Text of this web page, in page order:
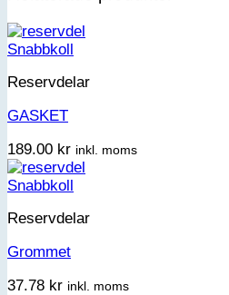
Snabbkoll
Reservdelar
GASKET
189.00 kr inkl. moms
Snabbkoll
Reservdelar
Grommet
37.78 kr inkl. moms